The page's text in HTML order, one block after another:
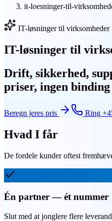
it-loesninger-til-
IT-løsninger til virksomheder
IT-løsninger til
Drift, sikkerhed,
priser, ingen
Beregn jeres pris Ring
Hvad I får
De fordele kunder oftest
Én partner — ét nummer
Slut med at jonglere flere